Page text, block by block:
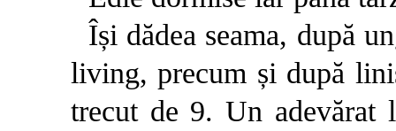
Își dădea seama, după
living, precum și după
trecut de 9. Un adevărat